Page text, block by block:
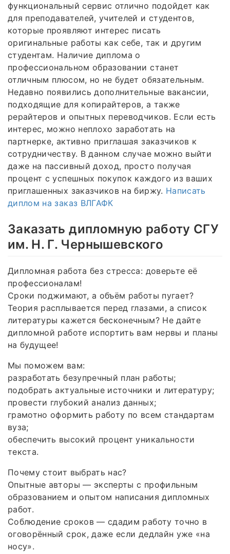
функциональный сервис отлично подойдет как
для преподавателей, учителей и студентов,
которые проявляют интерес писать
оригинальные работы как себе, так и другим
студентам. Наличие диплома о
профессиональном образовании станет
отличным плюсом, но не будет обязательным.
Недавно появились дополнительные вакансии,
подходящие для копирайтеров, а также
рерайтеров и опытных переводчиков. Если есть
интерес, можно неплохо заработать на
партнерке, активно приглашая заказчиков к
сотрудничеству. В данном случае можно выйти
даже на пассивный доход, просто получая
процент с успешных покупок каждого из ваших
приглашенных заказчиков на биржу. Написать
диплом на заказ ВЛГАФК
Заказать дипломную работу СГУ
им. Н. Г. Чернышевского
Дипломная работа без стресса: доверьте её
профессионалам!
Сроки поджимают, а объём работы пугает?
Теория расплывается перед глазами, а список
литературы кажется бесконечным? Не дайте
дипломной работе испортить вам нервы и планы
на будущее!
Мы поможем вам:
разработать безупречный план работы;
подобрать актуальные источники и литературу;
провести глубокий анализ данных;
грамотно оформить работу по всем стандартам
вуза;
обеспечить высокий процент уникальности
текста.
Почему стоит выбрать нас?
Опытные авторы — эксперты с профильным
образованием и опытом написания дипломных
работ.
Соблюдение сроков — сдадим работу точно в
оговорённый срок, даже если дедлайн уже «на
носу».